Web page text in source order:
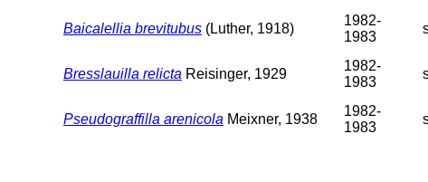
Baicalellia brevitubus (Luther, 1918)
1982-
1983
Bresslauilla relicta Reisinger, 1929
1982-
1983
Pseudograffilla arenicola Meixner, 1938
1982-
1983